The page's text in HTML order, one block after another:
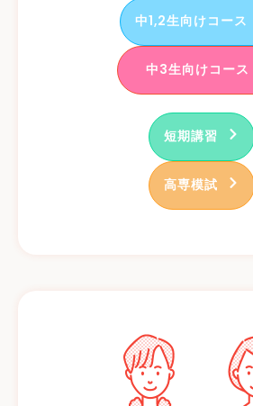
中1,2生向けコース
中3生向けコース
短期講習
高専模試